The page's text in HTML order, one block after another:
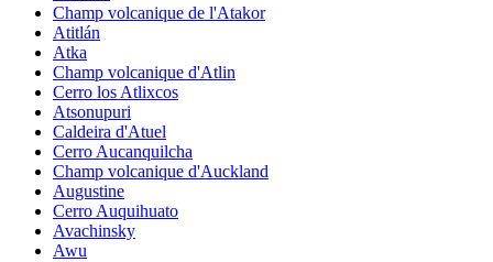
Champ volcanique de l'Atakor
Atitlán
Atka
Champ volcanique d'Atlin
Cerro los Atlixcos
Atsonupuri
Caldeira d'Atuel
Cerro Aucanquilcha
Champ volcanique d'Auckland
Augustine
Cerro Auquihuato
Avachinsky
Awu